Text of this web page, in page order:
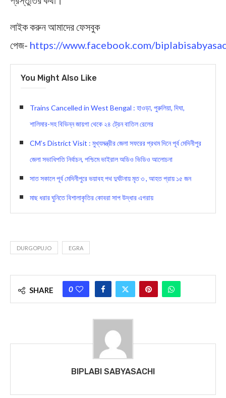
লাইক করুন আমাদের ফেসবুক
পেজ- https://www.facebook.com/
You Might Also Like
Trains Cancelled in West Bengal : হাওড়া, পুরুলিয়া, দিঘা,
শালিমার-সহ বিভিন্ন জায়গা থেকে ২৪ ট্রেন বাতিল রেলের
CM’s District Visit : মুখ্যমন্ত্রীর জেলা সফরের প্রথম দিনে পূর্ব মেদিনীপুর
জেলা সভাধিপতি নির্বাচন, পশ্চিমে ভাইরাল অডিও ভিডিও আলোচনা
সাত সকালে পূর্ব মেদিনীপুরে ভয়াবহ পথ দুর্ঘটনায় মৃত ৩ , আহত প্রায় ১৫ জন
মাছ ধরার ঘুনিতে বিশালাকৃতির কোবরা সাপ উদ্ধার এগরায়
DURGOPUJO EGRA
SHARE 0
BIPLABI SABYASACHI